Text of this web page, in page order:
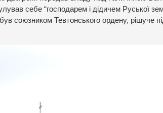
себе “господарем і дідичем Руської
союзником Тевтонського ордену, рішуче